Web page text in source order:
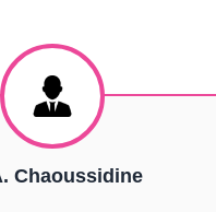
Chaoussidine